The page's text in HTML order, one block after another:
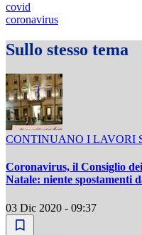
covid
coronavirus
Sullo stesso tema
CONTINUANO I LAVORI
Coronavirus, il Consiglio
Natale: niente spostamenti
03 Dic 2020 - 09:37